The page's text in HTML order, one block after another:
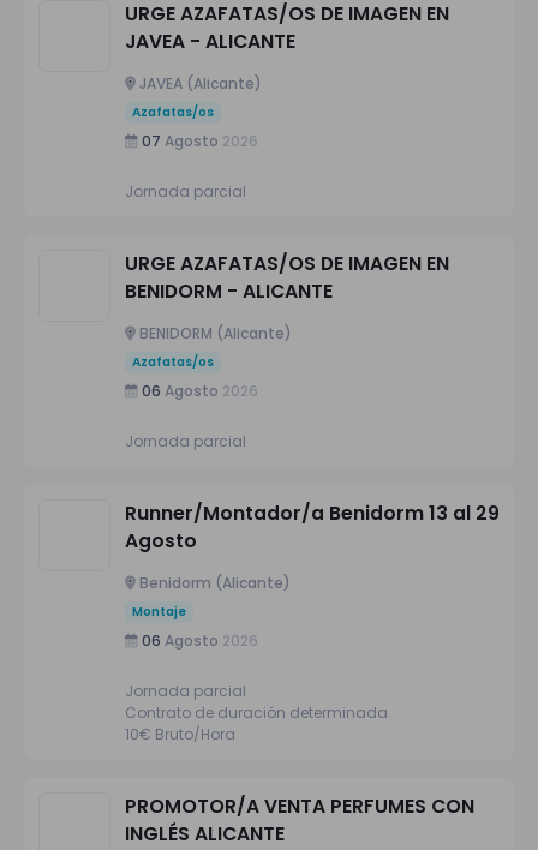
URGE AZAFATAS/OS DE IMAGEN EN
JAVEA - ALICANTE
JAVEA (Alicante)
Azafatas/os
07 Agosto 2026
Jornada parcial
URGE AZAFATAS/OS DE IMAGEN EN
BENIDORM - ALICANTE
BENIDORM (Alicante)
Azafatas/os
06 Agosto 2026
Jornada parcial
Runner/Montador/a Benidorm 13 al 29
Agosto
Benidorm (Alicante)
Montaje
06 Agosto 2026
Jornada parcial
Contrato de duración determinada
10€ Bruto/Hora
PROMOTOR/A VENTA PERFUMES CON
INGLÉS ALICANTE